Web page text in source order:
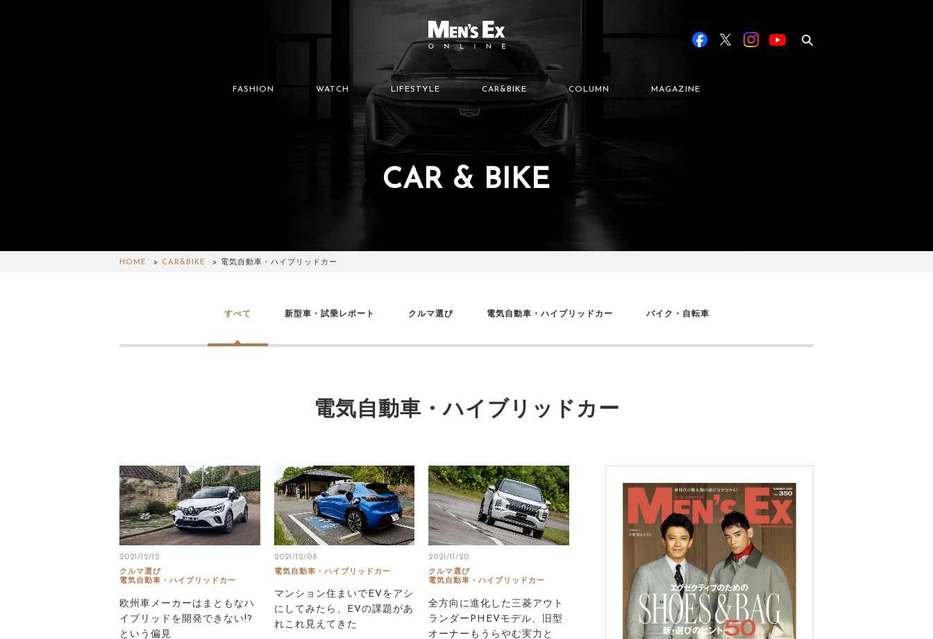
FASHION WATCH LIFESTYLE CAR&BIKE COLUMN MAGAZINE
CAR & BIKE
HOME CAR&BIKE 電気自動車・ハイブリッドカー
すべて 新型車・試乗レポート クルマ選び 電気自動車・ハイブリッドカー バイク・自転車
電気自動車・ハイブリッドカー
2021/12/12
クルマ選び
電気自動車・ハイブリッドカー
欧州車メーカーはまともなハ
イブリッドを開発できない!?
という偏見
2021/12/08
電気自動車・ハイブリッドカー
マンション住まいでEVをアシ
にしてみたら、EVの課題があ
れこれ見えてきた
2021/11/20
クルマ選び
電気自動車・ハイブリッドカー
全方向に進化した三菱アウト
ランダーPHEVモデル、旧型
オーナーもうらやむ実力と